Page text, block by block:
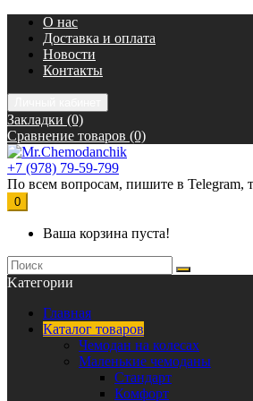
О нас
Доставка и оплата
Новости
Контакты
Закладки (0)
Сравнение товаров (0)
+7 (978) 79-59-799
По всем вопросам, пишите в Telegram,
0
Ваша корзина пуста!
Kатегории
Главная
Каталог товаров
Чемодан на колесах
Маленькие чемоданы
Стандарт
Комфорт